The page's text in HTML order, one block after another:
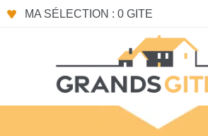
MA SÉLECTION : 0 GITE